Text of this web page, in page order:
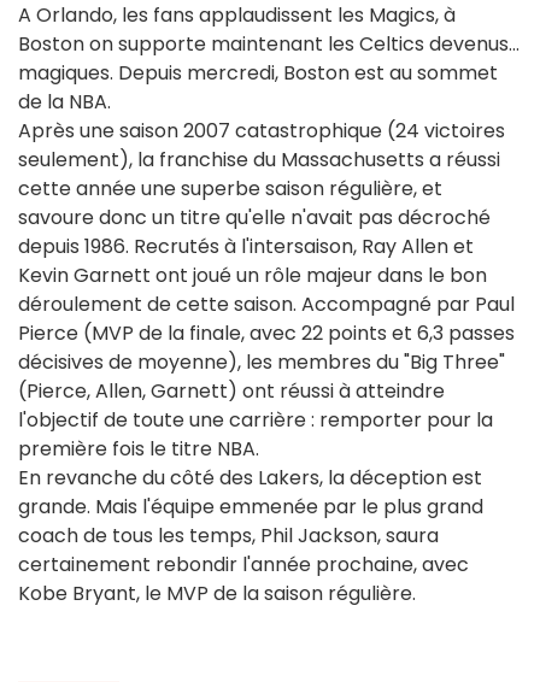
A Orlando, les fans applaudissent les Magics, à
Boston on supporte maintenant les Celtics devenus...
magiques. Depuis mercredi, Boston est au sommet
de la NBA.
Après une saison 2007 catastrophique (24 victoires
seulement), la franchise du Massachusetts a réussi
cette année une superbe saison régulière, et
savoure donc un titre qu'elle n'avait pas décroché
depuis 1986. Recrutés à l'intersaison, Ray Allen et
Kevin Garnett ont joué un rôle majeur dans le bon
déroulement de cette saison. Accompagné par Paul
Pierce (MVP de la finale, avec 22 points et 6,3 passes
décisives de moyenne), les membres du "Big Three"
(Pierce, Allen, Garnett) ont réussi à atteindre
l'objectif de toute une carrière : remporter pour la
première fois le titre NBA.
En revanche du côté des Lakers, la déception est
grande. Mais l'équipe emmenée par le plus grand
coach de tous les temps, Phil Jackson, saura
certainement rebondir l'année prochaine, avec
Kobe Bryant, le MVP de la saison régulière.